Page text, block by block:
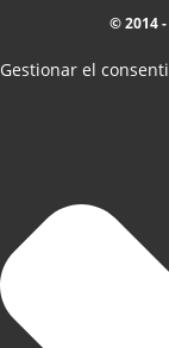
© 2014
Gestionar el